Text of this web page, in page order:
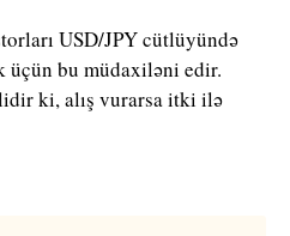
USD/JPY cütlüyündə
üçün bu müdaxiləni edir.
ki, alış vurarsa itki ilə